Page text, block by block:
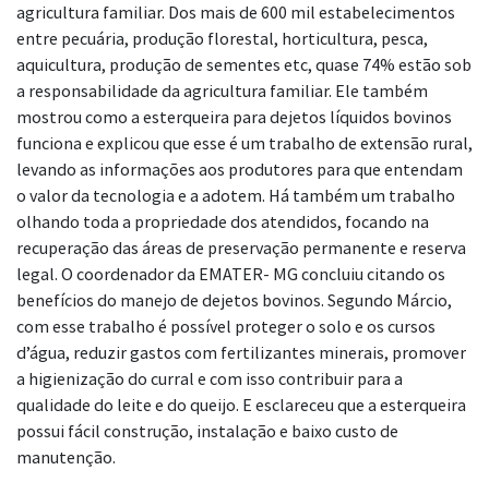
agricultura familiar. Dos mais de 600 mil estabelecimentos
entre pecuária, produção florestal, horticultura, pesca,
aquicultura, produção de sementes etc, quase 74% estão sob
a responsabilidade da agricultura familiar. Ele também
mostrou como a esterqueira para dejetos líquidos bovinos
funciona e explicou que esse é um trabalho de extensão rural,
levando as informações aos produtores para que entendam
o valor da tecnologia e a adotem. Há também um trabalho
olhando toda a propriedade dos atendidos, focando na
recuperação das áreas de preservação permanente e reserva
legal. O coordenador da EMATER- MG concluiu citando os
benefícios do manejo de dejetos bovinos. Segundo Márcio,
com esse trabalho é possível proteger o solo e os cursos
d’água, reduzir gastos com fertilizantes minerais, promover
a higienização do curral e com isso contribuir para a
qualidade do leite e do queijo. E esclareceu que a esterqueira
possui fácil construção, instalação e baixo custo de
manutenção.